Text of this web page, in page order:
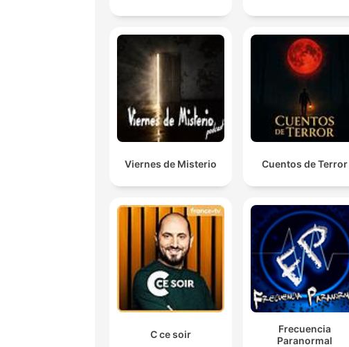
Viernes de Misterio Cuentos de Terror
C ce soir
Frecuencia
Paranormal